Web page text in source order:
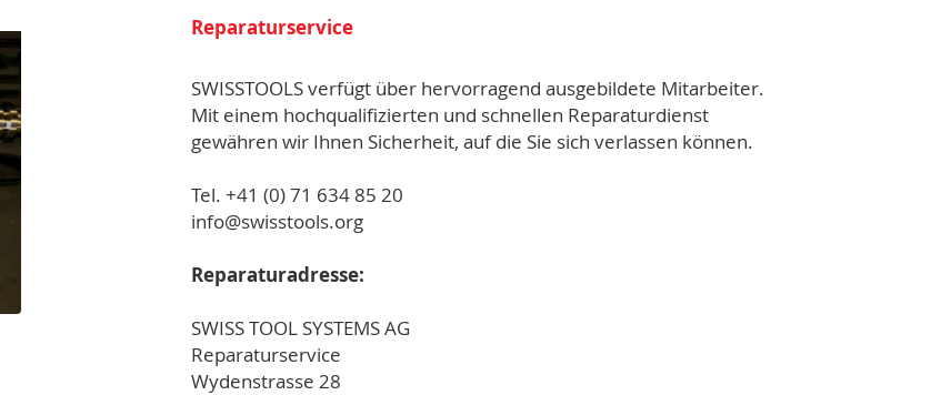
Reparaturservice
SWISSTOOLS verfügt über hervorragend ausgebildete Mitarbeiter.
Mit einem hochqualifizierten und schnellen Reparaturdienst
gewähren wir Ihnen Sicherheit, auf die Sie sich verlassen können.
Tel. +41 (0) 71 634 85 20
info@swisstools.org
Reparaturadresse:
SWISS TOOL SYSTEMS AG
Reparaturservice
Wydenstrasse 28